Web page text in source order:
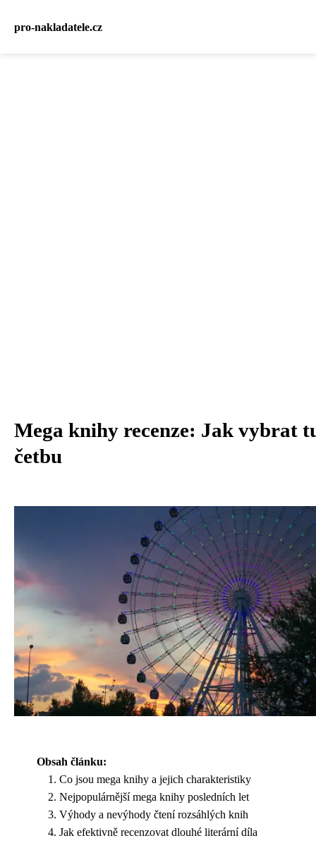
pro-nakladatele.cz
Mega knihy recenze: Jak vybrat
četbu
Obsah článku:
Co jsou mega knihy a jejich charakteristiky
Nejpopulárnější mega knihy posledních let
Výhody a nevýhody čtení rozsáhlých knih
Jak efektivně recenzovat dlouhé literární díla